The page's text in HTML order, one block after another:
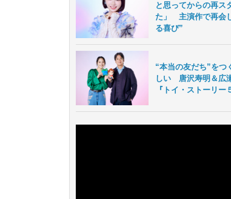
と思ってからの再ス
た」 主演作で再会
る喜び”
“本当の友だち”をつ
しい 唐沢寿明＆広
『トイ・ストーリー